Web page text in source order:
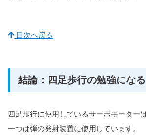
目次へ戻る
結論：四足歩行の勉強になる
四足歩行に使用しているサーボモーター
一つは弾の発射装置に使用しています。